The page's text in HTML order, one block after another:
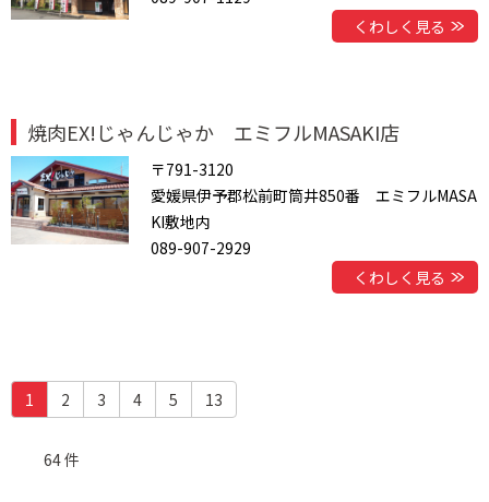
くわしく見る
焼肉EX!じゃんじゃか エミフルMASAKI店
〒791-3120
愛媛県伊予郡松前町筒井850番 エミフルMASA
KI敷地内
089-907-2929
くわしく見る
1
u
2 3 4 5 13
64 件